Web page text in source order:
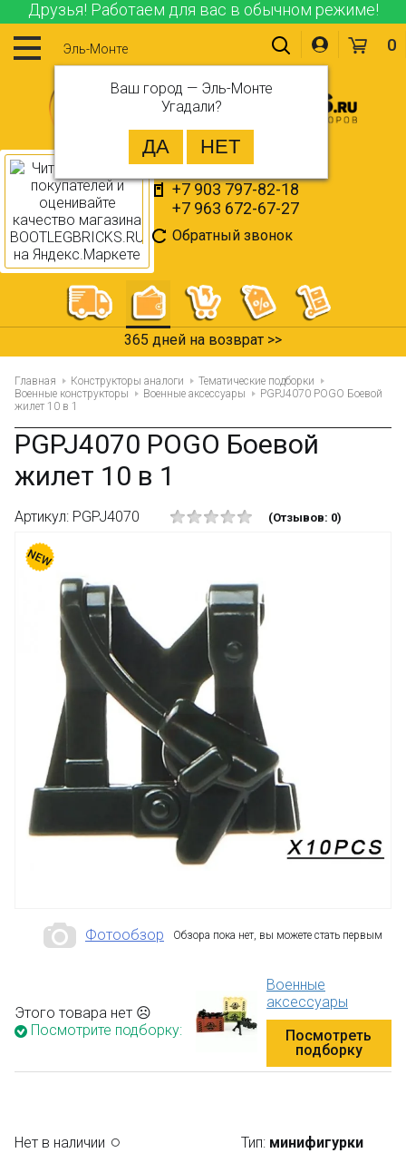
Друзья! Работаем для вас в обычном режиме!
Эль-Монте
Ваш город — Эль-Монте
Угадали?
+7 903 797-82-18
+7 963 672-67-27
Обратный звонок
0
365 дней на возврат >>
Главная Конструкторы аналоги
Тематические подборки
Военные конструкторы
Военные аксессуары
PGPJ4070 POGO Боевой
жилет 10 в 1
PGPJ4070 POGO Боевой
жилет 10 в 1
Артикул: PGPJ4070 (Отзывов: 0)
Фотообзор Обзора пока нет, вы можете стать первым
Этого товара нет ☹
Посмотрите подборку:
Военные
аксессуары
Посмотреть
подборку
Нет в наличии
Тип: минифигурки